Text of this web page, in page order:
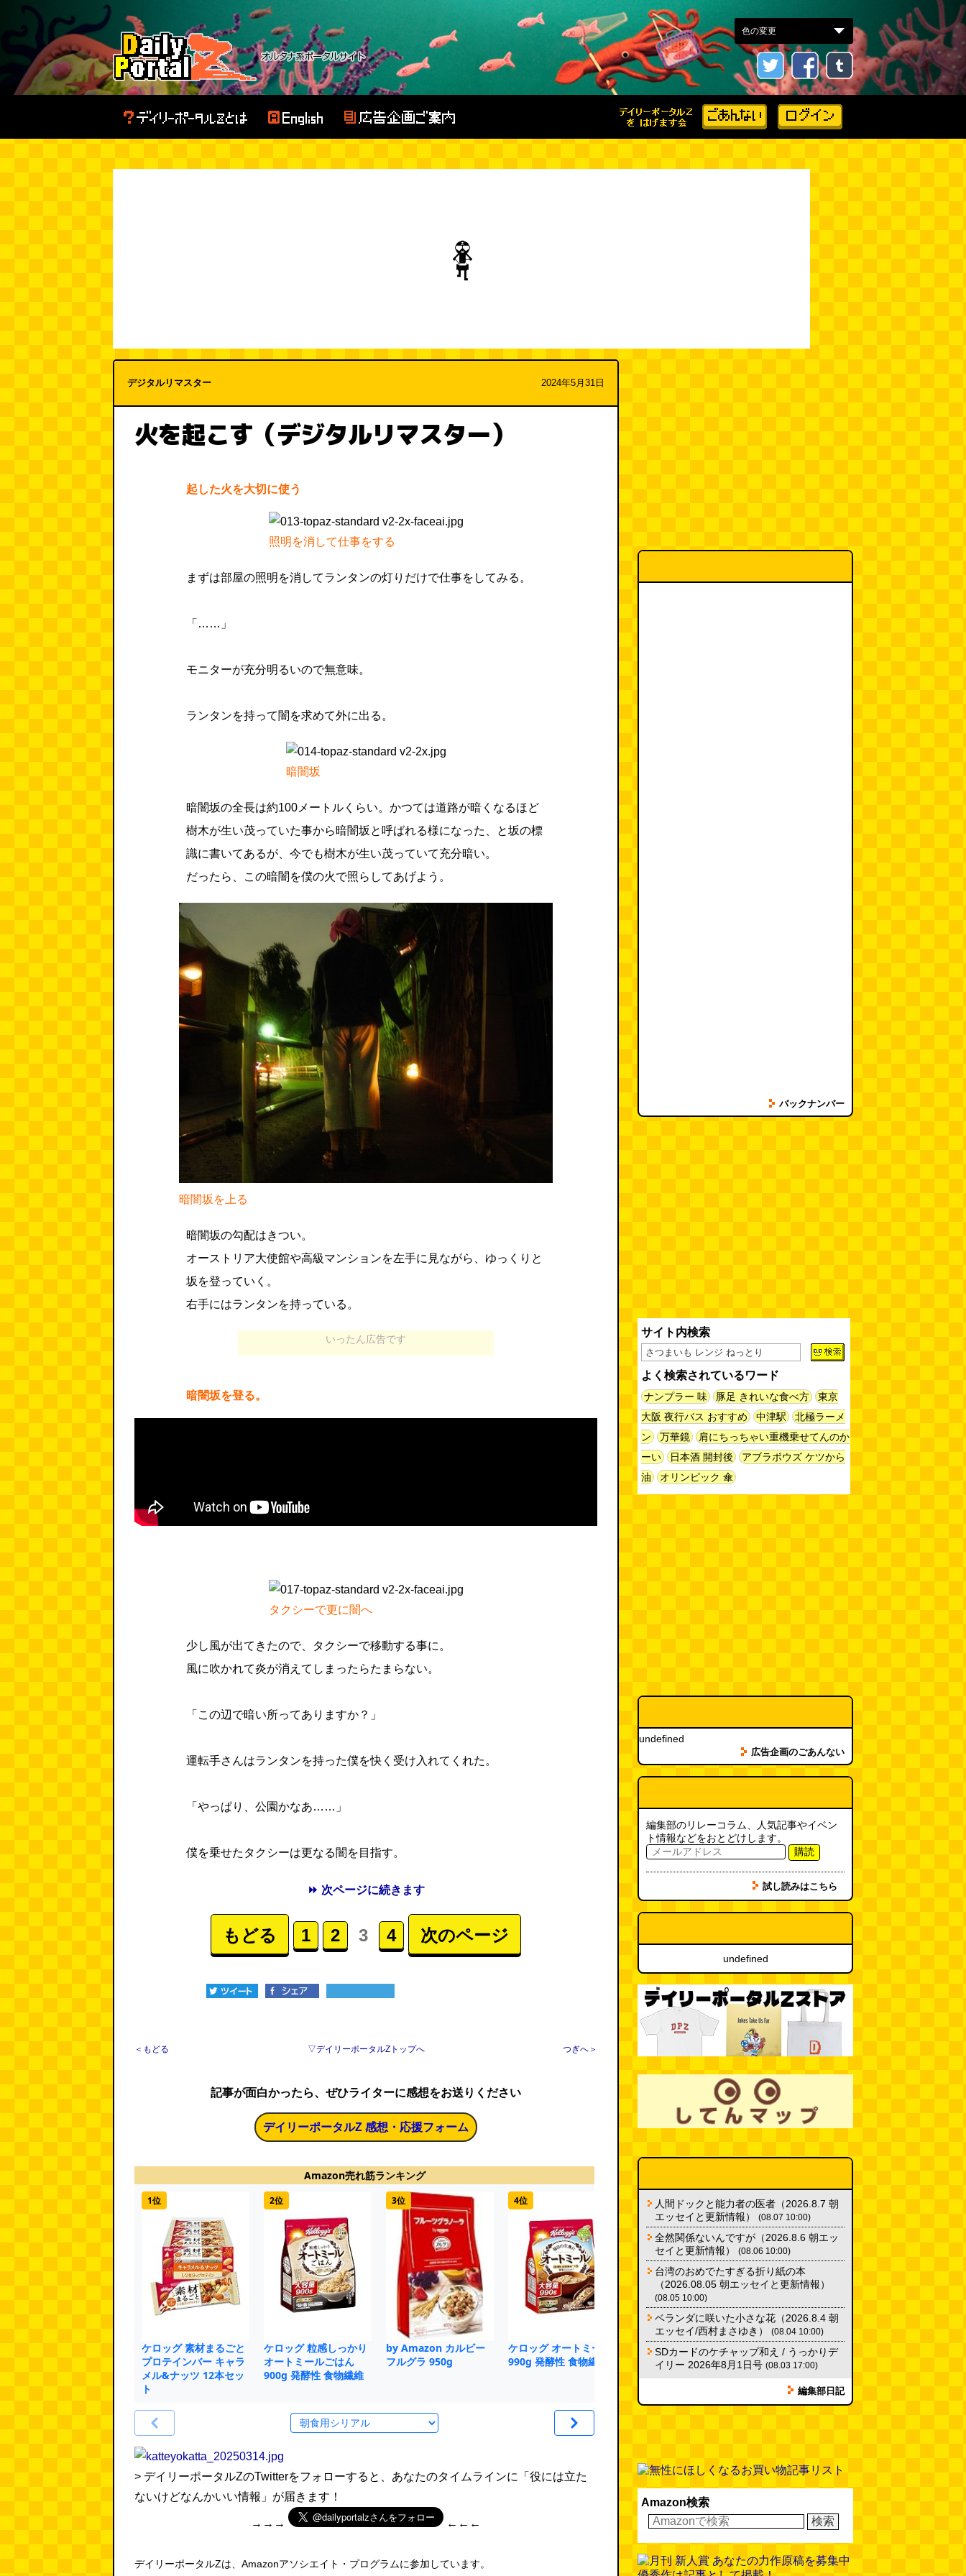
デジタルリマスター 2024年5月31日
火を起こす（デジタルリマスター）
起した火を大切に使う
照明を消して仕事をする
まずは部屋の照明を消してランタンの灯りだけで仕事をしてみる。
「……」
モニターが充分明るいので無意味。
ランタンを持って闇を求めて外に出る。
暗闇坂
暗闇坂の全長は約100メートルくらい。かつては道路が暗くなるほど
樹木が生い茂っていた事から暗闇坂と呼ばれる様になった、と坂の標
識に書いてあるが、今でも樹木が生い茂っていて充分暗い。
だったら、この暗闇を僕の火で照らしてあげよう。
暗闇坂を上る
暗闇坂の勾配はきつい。
オーストリア大使館や高級マンションを左手に見ながら、ゆっくりと
坂を登っていく。
右手にはランタンを持っている。
いったん広告です
暗闇坂を登る。
タクシーで更に闇へ
少し風が出てきたので、タクシーで移動する事に。
風に吹かれて炎が消えてしまったらたまらない。
「この辺で暗い所ってありますか？」
運転手さんはランタンを持った僕を快く受け入れてくれた。
「やっぱり、公園かなあ……」
僕を乗せたタクシーは更なる闇を目指す。
⏩ 次ページに続きます
もどる 1 2 3 4 次のページ
＜もどる ▽デイリーポータルZトップへ つぎへ＞
記事が面白かったら、ぜひライターに感想をお送りください
デイリーポータルZ 感想・応援フォーム
Amazon売れ筋ランキング
1位
ケロッグ 素材まるごと
プロテインバー キャラ
メル&ナッツ 12本セッ
ト
2位
ケロッグ 粒感しっかり
オートミールごはん
900g 発酵性 食物繊維
3位
by Amazon カルビー
フルグラ 950g
4位
ケロッグ オートミール
990g 発酵性 食物繊維
5位
日清シスコ ごろグラ い
ちごづくし 320g
6位
ケロッグ オールブラン
ブランリッチ 250g ×6
> デイリーポータルZのTwitterをフォローすると、あなたのタイムラインに「役には立た
ないけどなんかいい情報」が届きます！
→→→ ←←←
デイリーポータルZは、Amazonアソシエイト・プログラムに参加しています。
バックナンバー
サイト内検索
よく検索されているワード
ナンプラー 味 豚足 きれいな食べ方
東京
大阪 夜行バス おすすめ
中津駅
北極ラーメ
ン
万華鏡
肩にちっちゃい重機乗せてんのか
ーい
日本酒 開封後
アブラボウズ ケツから
油
オリンピック 傘
undefined
広告企画のごあんない
編集部のリレーコラム、人気記事やイベン
ト情報などをおとどけします。
購読
試し読みはこちら
undefined
人間ドックと能力者の医者（2026.8.7 朝
エッセイと更新情報）
(08.07 10:00)
全然関係ないんですが（2026.8.6 朝エッ
セイと更新情報）
(08.06 10:00)
台湾のおめでたすぎる折り紙の本
（2026.08.05 朝エッセイと更新情報）
(08.05 10:00)
ベランダに咲いた小さな花（2026.8.4 朝
エッセイ/西村まさゆき）
(08.04 10:00)
SDカードのケチャップ和え / うっかりデ
イリー 2026年8月1日号 (08.03 17:00)
編集部日記
Amazon検索